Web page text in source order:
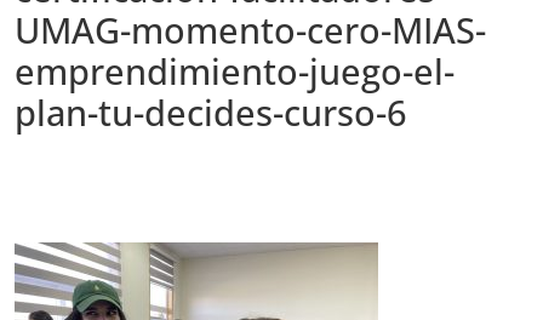
UMAG-momento-cero-MIAS-
emprendimiento-juego-el-
plan-tu-decides-curso-6